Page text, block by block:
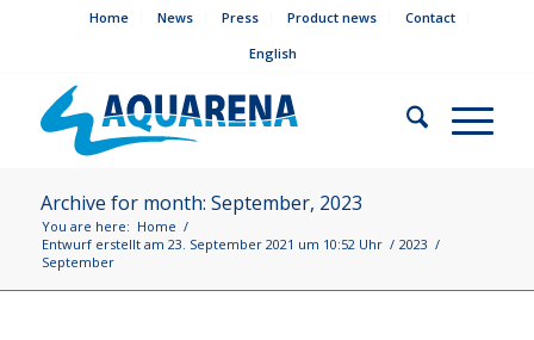
Home News Press Product news
Contact
English
Archive for month: September, 2023
You are here: Home /
Entwurf erstellt am 23. September 2021 um 10:52 Uhr / 2023 /
September